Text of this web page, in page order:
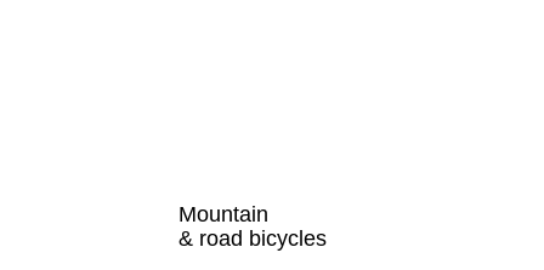
Mountain
& road bicycles